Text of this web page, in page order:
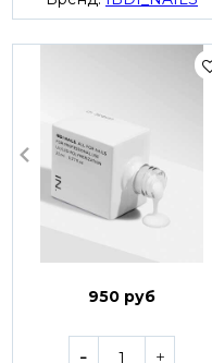
950 руб